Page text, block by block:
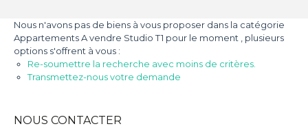
Nous n'avons pas de biens à vous proposer dans la catégorie
Appartements A vendre Studio T1 pour le moment , plusieurs
options s'offrent à vous :
Re-soumettre la recherche avec moins de critères.
Transmettez-nous votre demande
NOUS CONTACTER